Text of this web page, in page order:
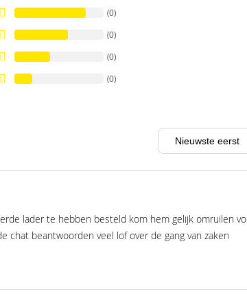
(0)
(0)
(0)
(0)
lader te hebben besteld kom hem gelijk omruilen
chat beantwoorden veel lof over de gang van zaken